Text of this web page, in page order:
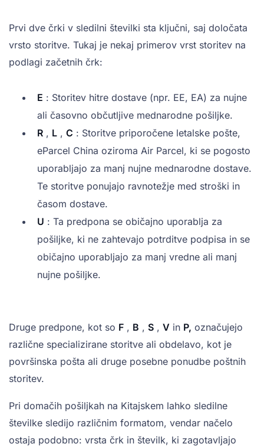
Prvi dve črki v sledilni številki sta ključni, saj določata
vrsto storitve. Tukaj je nekaj primerov vrst storitev na
podlagi začetnih črk:
E : Storitev hitre dostave (npr. EE, EA) za nujne
ali časovno občutljive mednarodne pošiljke.
R , L , C : Storitve priporočene letalske pošte,
eParcel China oziroma Air Parcel, ki se pogosto
uporabljajo za manj nujne mednarodne dostave.
Te storitve ponujajo ravnotežje med stroški in
časom dostave.
U : Ta predpona se običajno uporablja za
pošiljke, ki ne zahtevajo potrditve podpisa in se
običajno uporabljajo za manj vredne ali manj
nujne pošiljke.
Druge predpone, kot so F , B , S , V in P, označujejo
različne specializirane storitve ali obdelavo, kot je
površinska pošta ali druge posebne ponudbe poštnih
storitev.
Pri domačih pošiljkah na Kitajskem lahko sledilne
številke sledijo različnim formatom, vendar načelo
ostaja podobno: vrsta črk in številk, ki zagotavljajo